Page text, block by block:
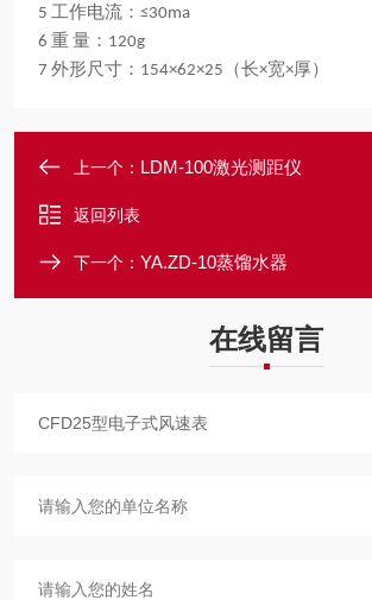
5 工作电流： ≤30ma
6 重量： 120g
7 外形尺寸： 154×62×25 （长×宽×厚 ）
上一个： LDM-100激光测距仪
返回列表
下一个： YA.ZD-10蒸馏水器
在线留言